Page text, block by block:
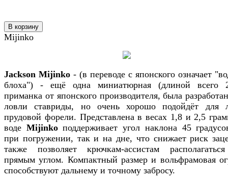
В корзину
Mijinko
Jackson Mijinko - (в переводе с японского означает
блоха") - ещё одна миниатюрная (длиной всего
приманка от японского производителя, была
ловли ставриды, но очень хорошо подойдёт для
прудовой форели. Представлена в весах 1,8 и 2,5
воде Mijinkoподдерживает угол наклона 45
при погружении, так и на дне, что снижает риск
также позволяет крючкам-ассистам
прямым углом. Компактный размер и вольфрамовая
способствуют дальнему и точному забросу.